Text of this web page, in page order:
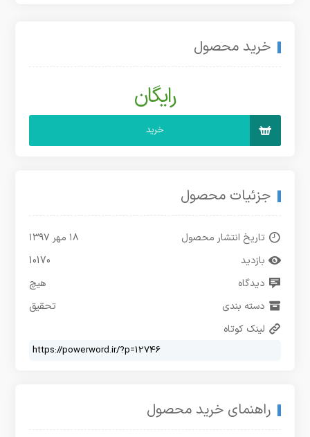
خرید محصول
رایگان
خرید
جزئیات محصول
تاریخ انتشار محصول
۱۸ مهر ۱۳۹۷
بازدید
10170
دیدگاه
هیچ
دسته بندی
تحقیق
لینک کوتاه
راهنمای خرید محصول